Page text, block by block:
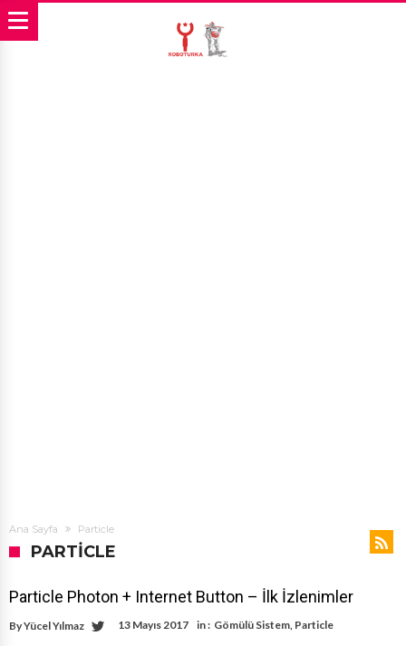
Ana Sayfa Particle
PARTICLE
Particle Photon + Internet Button – İlk İzlenimler
ByYücel Yılmaz 13 Mayıs 2017 in : Gömülü Sistem, Particle